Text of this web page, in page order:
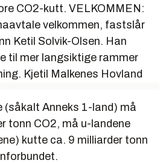
CO2-kutt. VELKOMMEN:
velkommen, fastslår
Ketil Solvik-Olsen. Han
til mer langsiktige rammer
Kjetil Malkenes Hovland
(såkalt Anneks 1-land) må
tonn CO2, må u-landene
kutte ca. 9 milliarder tonn